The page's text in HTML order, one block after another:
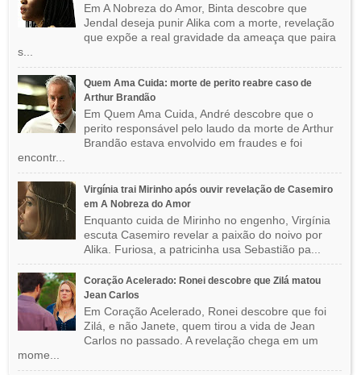
Em A Nobreza do Amor, Binta descobre que
Jendal deseja punir Alika com a morte, revelação
que expõe a real gravidade da ameaça que paira
s...
Quem Ama Cuida: morte de perito reabre caso de
Arthur Brandão
Em Quem Ama Cuida, André descobre que o
perito responsável pelo laudo da morte de Arthur
Brandão estava envolvido em fraudes e foi
encontr...
Virgínia trai Mirinho após ouvir revelação de Casemiro
em A Nobreza do Amor
Enquanto cuida de Mirinho no engenho, Virgínia
escuta Casemiro revelar a paixão do noivo por
Alika. Furiosa, a patricinha usa Sebastião pa...
Coração Acelerado: Ronei descobre que Zilá matou
Jean Carlos
Em Coração Acelerado, Ronei descobre que foi
Zilá, e não Janete, quem tirou a vida de Jean
Carlos no passado. A revelação chega em um
mome...